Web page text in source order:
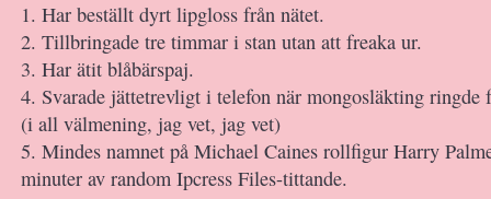
1. Har beställt dyrt lipgloss från nätet.
2. Tillbringade tre timmar i stan utan att freaka ur.
3. Har ätit blåbärspaj.
4. Svarade jättetrevligt i telefon när mongosläkting ringde
(i all välmening, jag vet, jag vet)
5. Mindes namnet på Michael Caines rollfigur Harry
minuter av random Ipcress Files-tittande.